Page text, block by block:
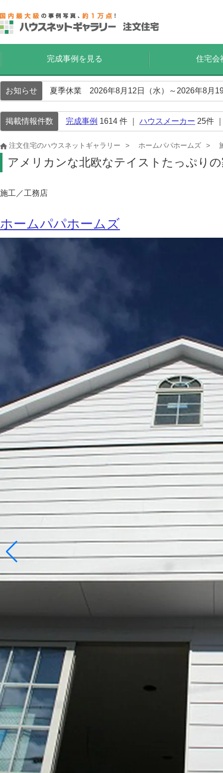
完成事例を見る 住宅会
お知らせ 夏季休業 2026年8月12日（水）～2026年8月
掲載情報件数 完成事例 1614 件 ｜ ハウスメーカー 25件
注文住宅のハウスネットギャラリー ホームパパホームズ
アメリカンな北欧なテイストたっぷり
施工／工務店
ホームパパホームズ